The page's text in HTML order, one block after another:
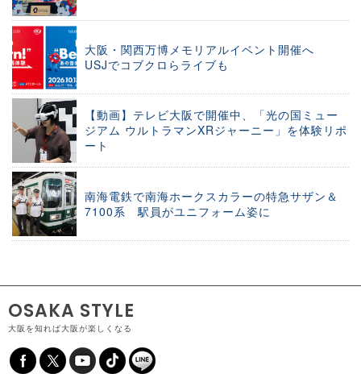
大阪・関西万博メモリアルイベント開催へ
USJでコブクロらライブも
【動画】テレビ大阪で開催中、「光の国ミュー
ジアム ウルトラマンXRジャーニー」を体験リポ
ート
南海電鉄で南海ホークスカラーの特急サザン＆
7100系 駅員がユニフォーム姿に
OSAKA STYLE
大阪を知れば大阪が楽しくなる